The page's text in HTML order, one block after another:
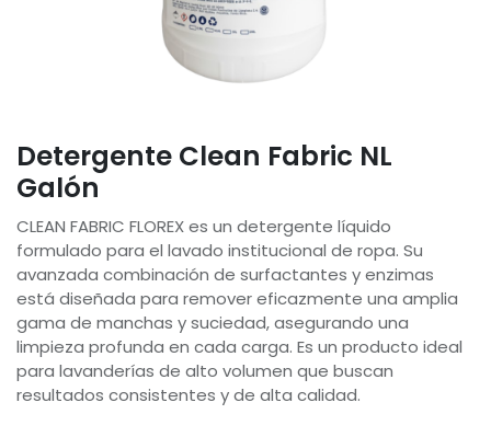
Detergente Clean Fabric NL
Galón
CLEAN FABRIC FLOREX es un detergente líquido
formulado para el lavado institucional de ropa. Su
avanzada combinación de surfactantes y enzimas
está diseñada para remover eficazmente una amplia
gama de manchas y suciedad, asegurando una
limpieza profunda en cada carga. Es un producto ideal
para lavanderías de alto volumen que buscan
resultados consistentes y de alta calidad.